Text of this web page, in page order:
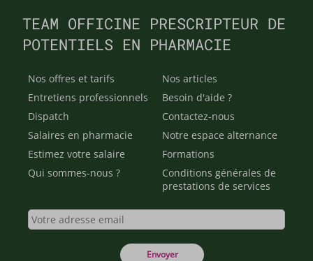
TEAM OFFICINE PRESCRIPTEUR DE
POTENTIELS EN PHARMACIE
Nos offres et tarifs
Entretiens professionnels
Dispatch
Salaires en pharmacie
Estimez votre salaire
Qui sommes-nous ?
Nos articles
Besoin d'aide ?
Contactez-nous
Notre espace alternance
Formations
Conditions générales de
prestations de services
Envoyer